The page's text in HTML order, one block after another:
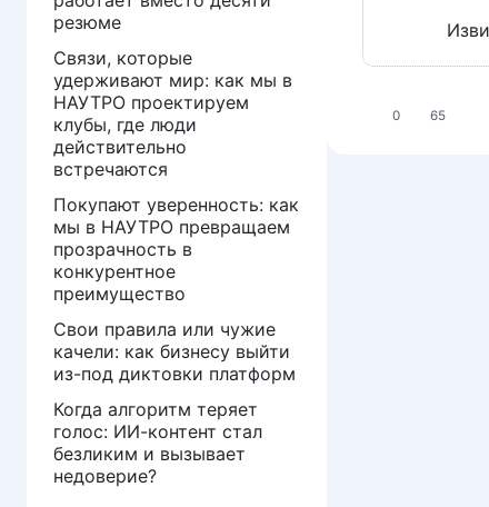
0 65
резюме
Связи, которые
удерживают мир: как мы в
НАУТРО проектируем
клубы, где люди
действительно
встречаются
Покупают уверенность: как
мы в НАУТРО превращаем
прозрачность в
конкурентное
преимущество
Свои правила или чужие
качели: как бизнесу выйти
из-под диктовки платформ
Когда алгоритм теряет
голос: ИИ-контент стал
безликим и вызывает
недоверие?